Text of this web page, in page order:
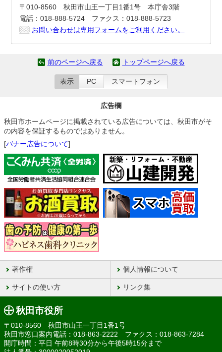
〒010-8560 秋田市山王一丁目1番1号 本庁舎3階
電話：018-888-5724 ファクス：018-888-5723
お問い合わせは専用フォームをご利用ください。
前のページへ戻る トップページへ戻る
表示 PC スマートフォン
広告欄
秋田市ホームページに掲載されている広告については、秋田市がそ
の内容を保証するものではありません。
[バナー広告について]
著作権 個人情報について
サイトの使い方 リンク集
秋田市役所
〒010-8560 秋田市山王一丁目1番1号
秋田市窓口案内電話：018-863-2222 ファクス：018-863-7284
開庁時間：平日 午前8時30分から午後5時15分まで